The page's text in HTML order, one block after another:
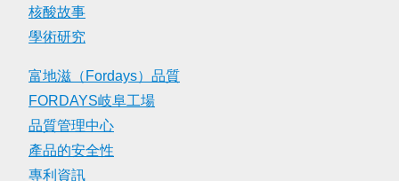
核酸故事
學術研究
富地滋（Fordays）品質
FORDAYS岐阜工場
品質管理中心
產品的安全性
專利資訊